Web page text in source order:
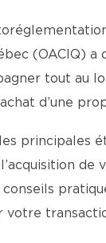
(OACIQ) a
tout au
d’une
principales
de
votre